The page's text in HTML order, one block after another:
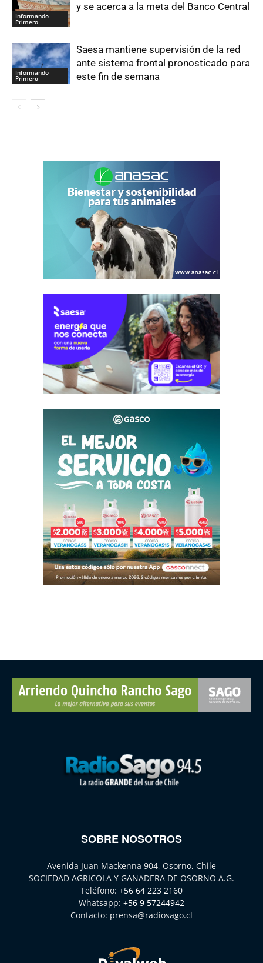
Informando
Primero
y se acerca a la meta del Banco Central
Informando
Primero
Saesa mantiene supervisión de la red
ante sistema frontal pronosticado para
este fin de semana
SOBRE NOSOTROS
Avenida Juan Mackenna 904, Osorno, Chile
SOCIEDAD AGRICOLA Y GANADERA DE OSORNO A.G.
Teléfono: +56 64 223 2160
Whatsapp: +56 9 57244942
Contacto: prensa@radiosago.cl